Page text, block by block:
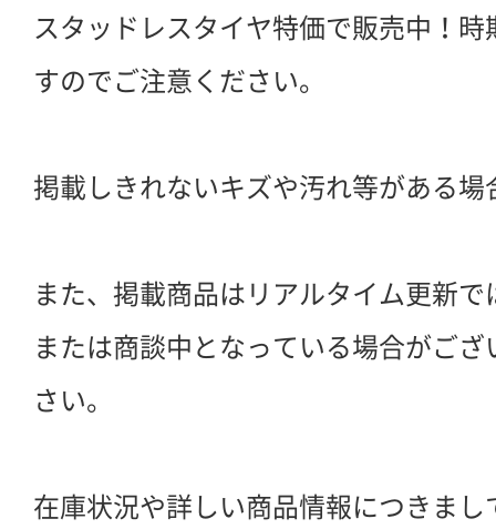
スタッドレスタイヤ特価で販売中！
すのでご注意ください。
掲載しきれないキズや汚れ等がある場
また、掲載商品はリアルタイム更新
または商談中となっている場合がご
さい。
在庫状況や詳しい商品情報につきま